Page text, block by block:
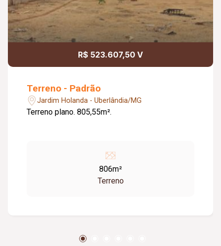
R$ 523.607,50 V
Terreno - Padrão
Jardim Holanda - Uberlândia/MG
Terreno plano. 805,55m².
806m²
Terreno